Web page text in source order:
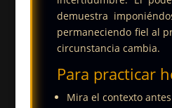
demuestra
permaneciendo fiel al
circunstancia cambia.
Para practicar
Mira el contexto